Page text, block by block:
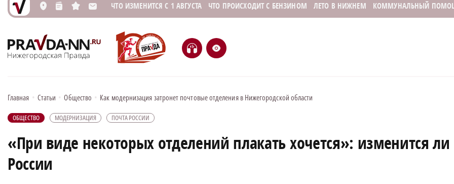
L n s M ЧТО ИЗМЕНИТСЯ С 1 АВГУСТА ЧТО ПРОИСХОДИТ С БЕНЗИНОМ ЛЕТО В НИЖНЕМ КОММУНАЛЬНЫЙ
H e
Главная • Статьи • Общество • Как модернизация затронет почтовые отделения в Нижегородской области
ОБЩЕСТВО МОДЕРНИЗАЦИЯ ПОЧТА РОССИИ
«При виде некоторых отделений плакать хочется»: изменится ли
России